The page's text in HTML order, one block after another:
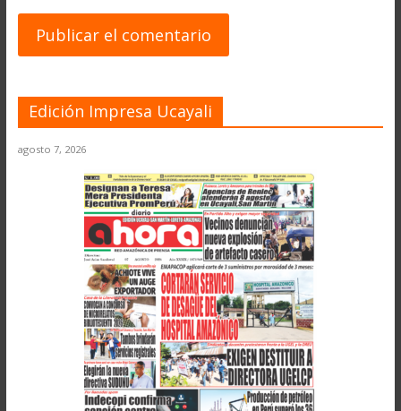
Edición Impresa Ucayali
agosto 7, 2026